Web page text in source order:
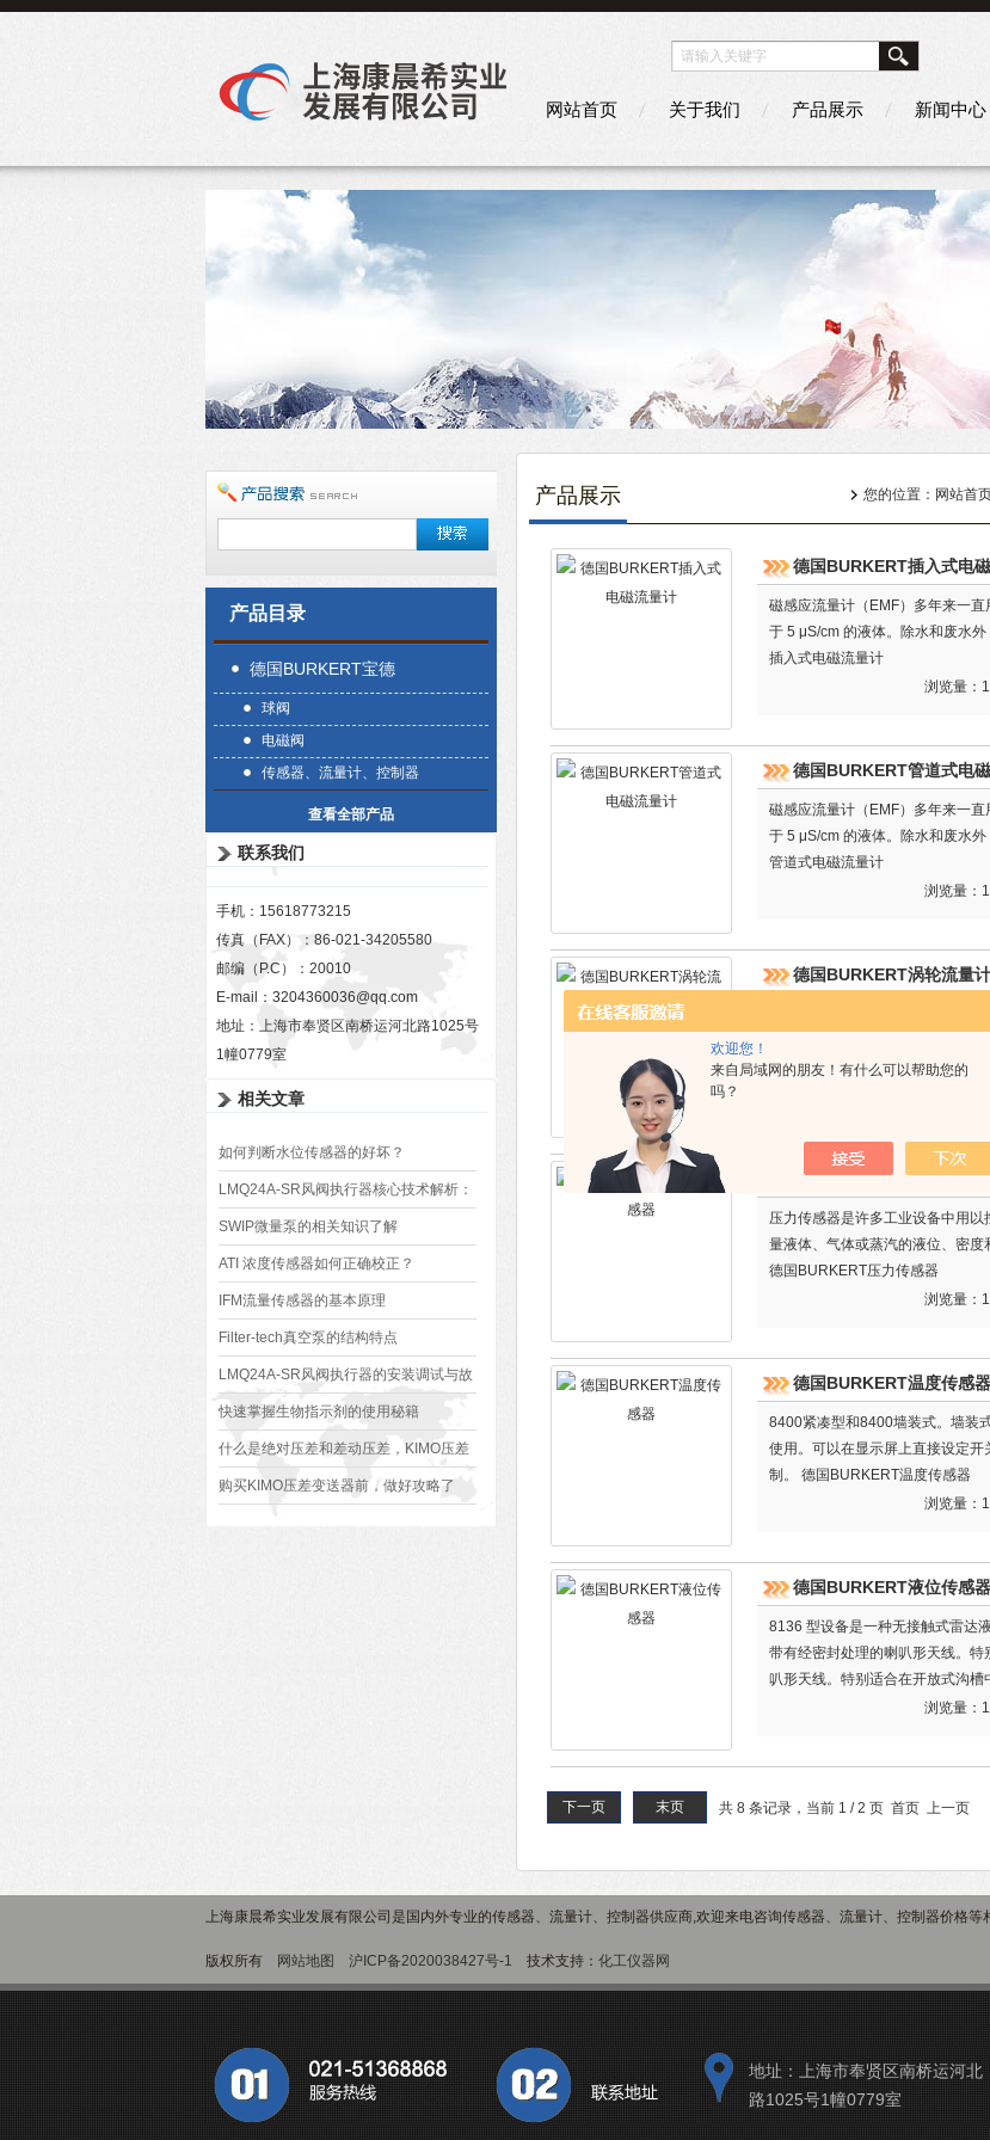
欢迎您！
来自局域网的朋友！有什么可以帮助您的
吗？
网站首页 关于我们 产品展示 新闻中心
产品目录
德国BURKERT宝德
球阀
电磁阀
传感器、流量计、控制器
查看全部产品
联系我们
手机：15618773215
传真（FAX）：86-021-34205580
邮编（P.C）：20010
E-mail： 3204360036@qq.com
地址：上海市奉贤区南桥运河北路1025号
1幢0779室
相关文章
如何判断水位传感器的好坏？
LMQ24A-SR风阀执行器核心技术解析：
原理、优势与应用场景
SWIP微量泵的相关知识了解
ATI 浓度传感器如何正确校正？
IFM流量传感器的基本原理
Filter-tech真空泵的结构特点
LMQ24A-SR风阀执行器的安装调试与故
障排除
快速掌握生物指示剂的使用秘籍
什么是绝对压差和差动压差，KIMO压差
变送器如何测量它们？
购买KIMO压差变送器前，做好攻略了
产品展示 您的位置： 网站首
德国BURKERT插入式电
磁感应流量计（EMF）多年来一
于 5 μS/cm 的液体。除水和废水
插入式电磁流量计
浏览量：
德国BURKERT管道式电
磁感应流量计（EMF）多年来一
于 5 μS/cm 的液体。除水和废水
管道式电磁流量计
浏览量：
德国BURKERT涡轮流量计
德国BURKERT涡轮流量计 工作
量的变化而变化，即流量大，涡
频率的电脉冲，经前置放大器放
冲数和累计脉冲数即可求出瞬时流
德国BURKERT压力传感器
压力传感器是许多工业设备中用
量液体、气体或蒸汽的液位、密度
德国BURKERT压力传感器
浏览量：
德国BURKERT温度传感器
8400紧凑型和8400墙装式。墙装
使用。可以在显示屏上直接设定
制。 德国BURKERT温度传感器
浏览量：
德国BURKERT液位传感器
8136 型设备是一种无接触式雷达
带有经密封处理的喇叭形天线。
叭形天线。特别适合在开放式沟
浏览量：
共 8 条记录，当前 1 / 2 页 首页 上一页
下一页 末页
上海康晨希实业发展有限公司是国内外专业的传感器、流量计、控制器供应商,欢迎来电咨询传感器、流量计、控制器价格等
版权所有 网站地图 沪ICP备2020038427号-1 技术支持： 化工仪器网
地址：上海市奉贤区南桥运河北
路1025号1幢0779室